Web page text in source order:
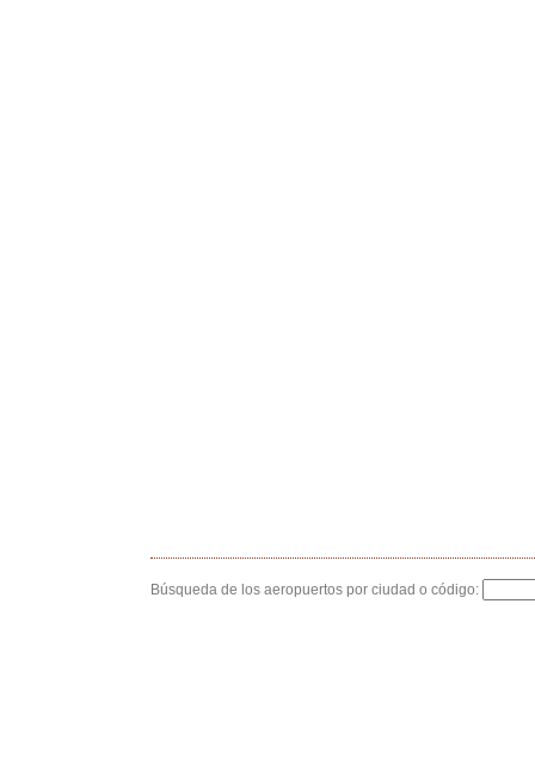
Búsqueda de los aeropuertos por ciudad o código: